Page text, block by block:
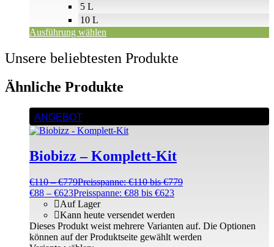
5 L
10 L
Ausführung wählen
Unsere beliebtesten Produkte
Ähnliche Produkte
ANGEBOT
Biobizz – Komplett-Kit
€110 –€779Preisspanne: €110 bis €779
€88 – €623Preisspanne: €88 bis €623
Auf Lager
Kann heute versendet werden
Dieses Produkt weist mehrere Varianten auf. Die Optionen
können auf der Produktseite gewählt werden